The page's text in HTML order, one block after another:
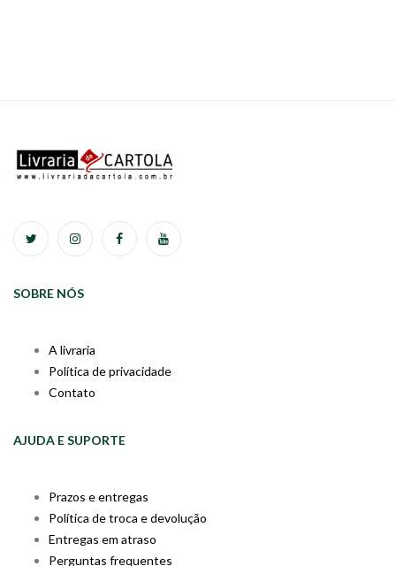
SOBRE NÓS
A livraria
Política de privacidade
Contato
AJUDA E SUPORTE
Prazos e entregas
Política de troca e devolução
Entregas em atraso
Perguntas frequentes